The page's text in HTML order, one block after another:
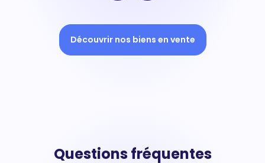
Découvrir nos biens en vente
Questions fréquentes